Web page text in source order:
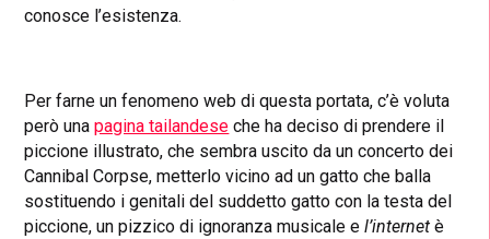
conosce l’esistenza.
Per farne un fenomeno web di questa portata, c’è voluta
però unapagina tailandese che ha deciso di prendere il
piccione illustrato, che sembra uscito da un concerto dei
Cannibal Corpse, metterlo vicino ad un gatto che balla
sostituendo i genitali del suddetto gatto con la testa del
piccione, un pizzico di ignoranza musicale el’internet è